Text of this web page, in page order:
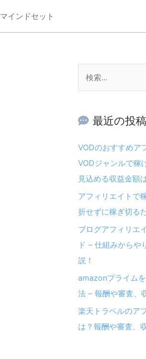
マインドセット
象
:
最近の投稿
VODのおすすめア
VODジャンルで稼
見込める収益金額
アフィリエイトで
折せずに稼ぎ切る
ブログアフィリエ
ド – 仕組みからや
説！
amazonプライム
法 – 報酬や審査、
楽天トラベルのア
は？報酬や審査、